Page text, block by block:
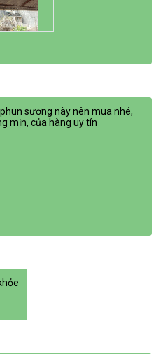
sương này nên mua nhé,
mịn, của hàng uy tín